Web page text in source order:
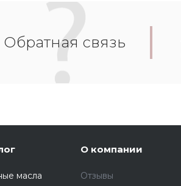
Обратная связь
масла
О компании
Отзывы